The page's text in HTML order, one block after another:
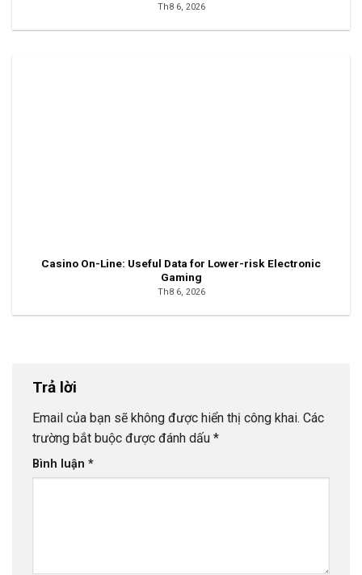
Th8 6, 2026
Casino On-Line: Useful Data for Lower-risk Electronic
Gaming
Th8 6, 2026
Trả lời
Email của bạn sẽ không được hiển thị công khai. Các
trường bắt buộc được đánh dấu *
Bình luận *